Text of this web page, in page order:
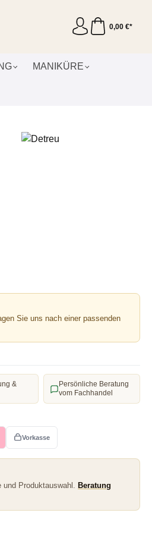
0,00 €*
MANIKÜRE
Sie uns nach einer passenden
&
Persönliche Beratung
vom Fachhandel
Vorkasse
und Produktauswahl. Beratung